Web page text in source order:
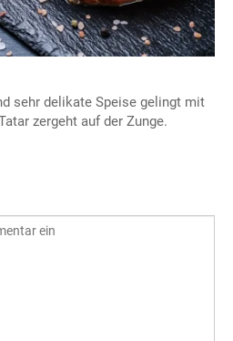
sehr delikate Speise gelingt mit
zergeht auf der Zunge.